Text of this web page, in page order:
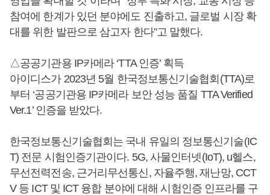
참여에 한계가 있던 분야에도 진출하고, 글로벌 시장 확
대를 위한 발판으로 삼고자 한다”고 말했다.
△공공기관용 IP카메라 ‘TTA 인증’ 획득
아이디스가 2023년 5월 한국정보통신기술협회(TTA)로
부터 ‘공공기관용 IP카메라 보안 성능 품질 TTA Verified
Ver.1’ 인증을 받았다.
한국정보통신기술협회는 국내 유일의 정보통신기술(IC
T) 전문 시험인증기관이다. 5G, 사물인터넷(IoT), u헬스,
무선전력전송, 근거리무선통신, 자율주행, 재난망, CCT
V 등 ICT 및 ICT 융합 분야에 대해 시험인증 인프라를 구